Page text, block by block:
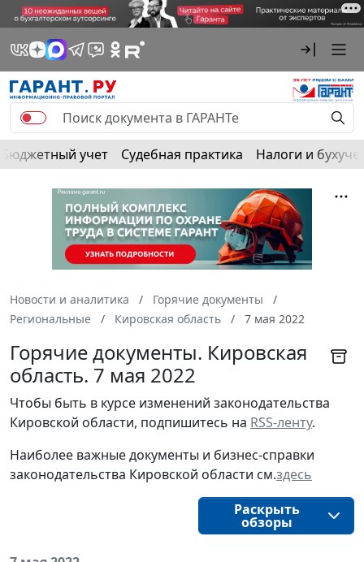
Бюджетный учет Судебная практика Налоги и
Новости и аналитика
Горячие документы
Региональные
Кировская область 7 мая 2022
Горячие документы. Кировская
область. 7 мая 2022
Чтобы быть в курсе изменений законодательства
Кировской области, подпишитесь на RSS-ленту.
Наиболее важные документы и бизнес-справки
законодательства Кировской области см.здесь
Раскрыть
обзоры